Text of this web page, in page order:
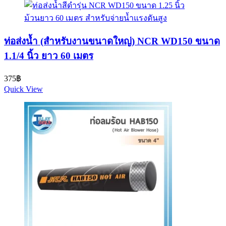
ท่อส่งน้ำ (สำหรับงานขนาดใหญ่) NCR WD150 ขนาด
1.1/4 นิ้ว ยาว 60 เมตร
375฿
Quick View